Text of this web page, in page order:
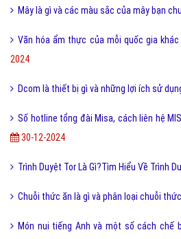
Mây là gì và các màu sắc của mây bạn
Văn hóa ẩm thực của mỗi quốc gia
2024
Dcom là thiết bị gì và những lợi ích sử
Số hotline tổng đài Misa, cách liên hệ
30-12-2024
Trình Duyệt Tor Là Gì?Tìm Hiểu Về Trình
Chuỗi thức ăn là gì và phân loại chuỗi
Món nui tiếng Anh và một số cách chế